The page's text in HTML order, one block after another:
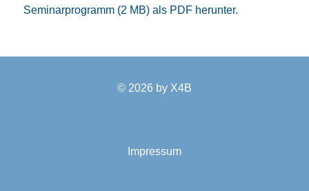
Seminarprogramm (2 MB) als PDF herunter.
© 2026 by X4B
Impressum